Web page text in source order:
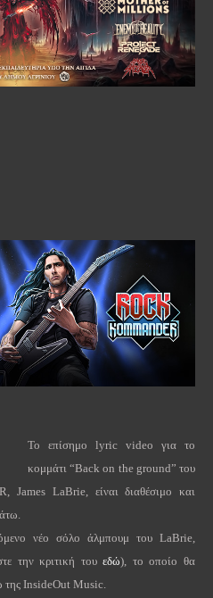
Το επίσημο lyric video
για το
κομμάτι “Back on the ground” του
James LaBrie, είναι διαθέσιμο και
νέο σόλο άλμπουμ του LaBrie
την κριτική τουεδώ), το οποίο θα
της InsideOut Music